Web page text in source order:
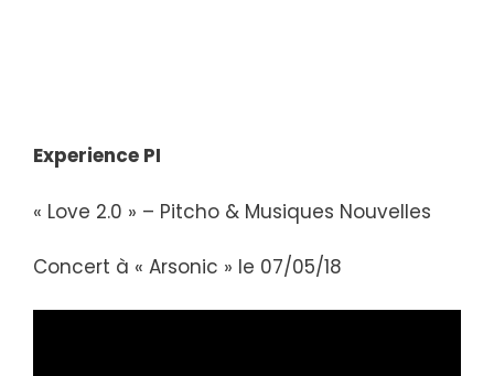
Experience PI
« Love 2.0 » – Pitcho & Musiques Nouvelles
Concert à « Arsonic » le 07/05/18